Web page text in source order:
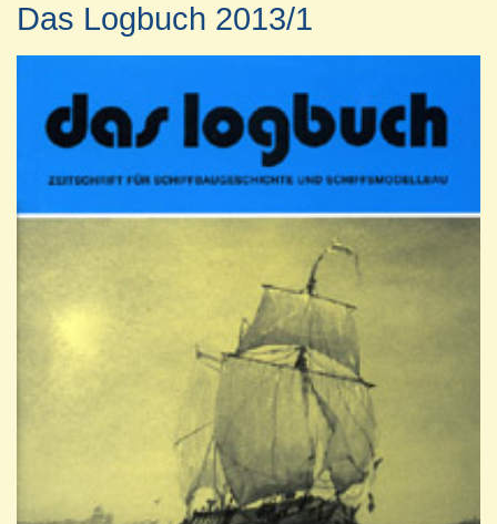
Das Logbuch 2013/1